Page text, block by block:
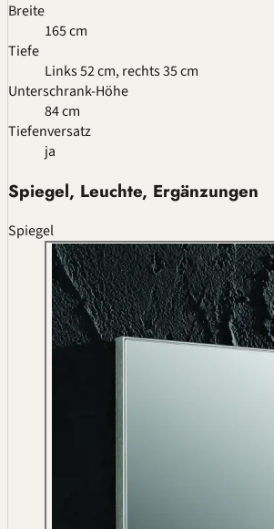
Breite
165 cm
Tiefe
Links 52 cm, rechts 35 cm
Unterschrank-Höhe
84 cm
Tiefenversatz
ja
Spiegel, Leuchte, Ergänzungen
Spiegel